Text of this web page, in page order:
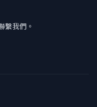
繫我們。